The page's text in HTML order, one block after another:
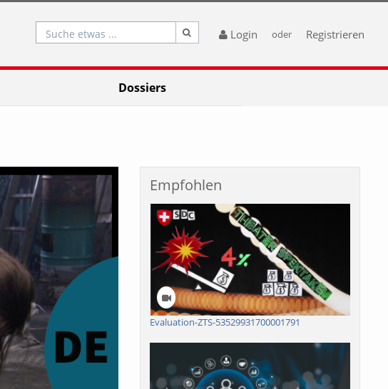
Suche etwas ... Login oder Registrieren
Dossiers
Empfohlen
Evaluation-ZTS-53529931700001791